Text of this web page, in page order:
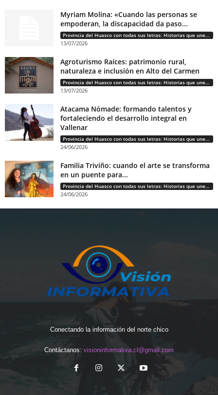
Myriam Molina: «Cuando las personas se
empoderan, la discapacidad da paso...
Provincia del Huasco con todas sus letras: Historias que unen cultura, diversidad e identidad
13/07/2026
Agroturismo Raíces: patrimonio rural,
naturaleza e inclusión en Alto del Carmen
Provincia del Huasco con todas sus letras: Historias que unen cultura, diversidad e identidad
13/07/2026
Atacama Nómade: formando talentos y
fortaleciendo el desarrollo integral en
Vallenar
Provincia del Huasco con todas sus letras: Historias que unen cultura, diversidad e identidad
24/06/2026
Familia Triviño: cuando el arte se transforma
en un puente para...
Provincia del Huasco con todas sus letras: Historias que unen cultura, diversidad e identidad
24/06/2026
Conectando la información del norte chico
Contáctanos: visioninformativa.cl@gmail.com